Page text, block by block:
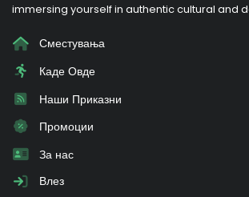
immersing yourself in authentic cultural and
Сместувања
Каде Овде
Наши Приказни
Промоции
За нас
Влез